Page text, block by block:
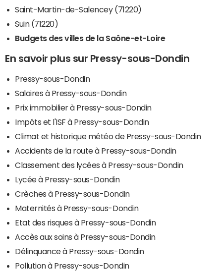
Saint-Martin-de-Salencey (71220)
Suin (71220)
Budgets des villes de la Saône-et-Loire
En savoir plus sur Pressy-sous-Dondin
Pressy-sous-Dondin
Salaires à Pressy-sous-Dondin
Prix immobilier à Pressy-sous-Dondin
Impôts et l'ISF à Pressy-sous-Dondin
Climat et historique météo de Pressy-sous-Dondin
Accidents de la route à Pressy-sous-Dondin
Classement des lycées à Pressy-sous-Dondin
Lycée à Pressy-sous-Dondin
Crèches à Pressy-sous-Dondin
Maternités à Pressy-sous-Dondin
Etat des risques à Pressy-sous-Dondin
Accès aux soins à Pressy-sous-Dondin
Délinquance à Pressy-sous-Dondin
Pollution à Pressy-sous-Dondin